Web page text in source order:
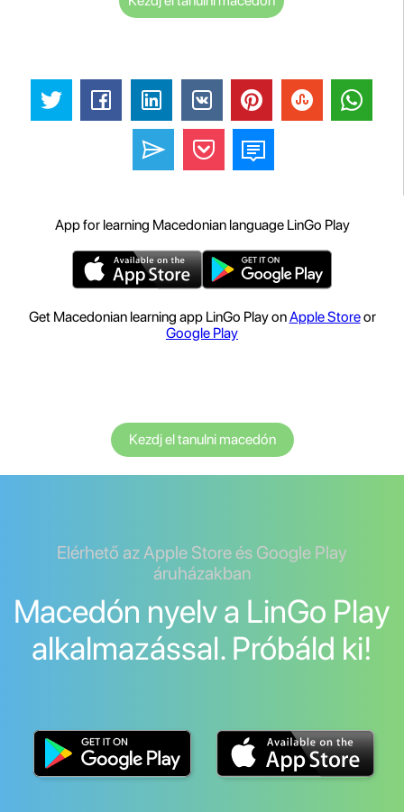
App for learning Macedonian language LinGo Play
Get Macedonian learning app LinGo Play onApple Storeor
Google Play
Kezdj el tanulni macedón
Elérhető az Apple Store és Google Play
áruházakban
Macedón nyelv a LinGo Play
alkalmazással. Próbáld ki!